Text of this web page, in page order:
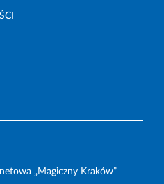
„Magiczny Kraków”